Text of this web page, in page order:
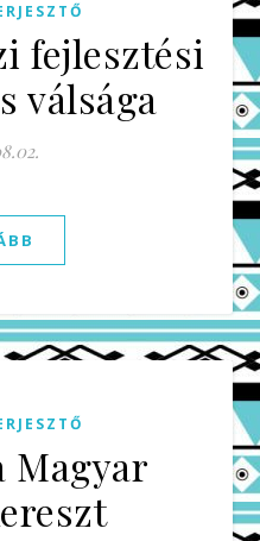
fejlesztési
válsága
Magyar